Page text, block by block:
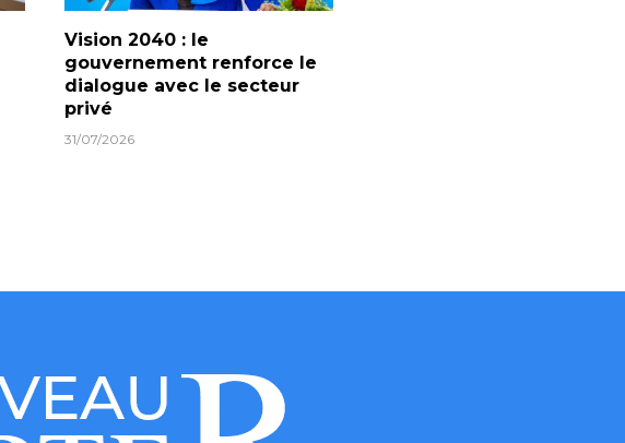
Vision 2040 : le
gouvernement renforce le
dialogue avec le secteur
privé
31/07/2026